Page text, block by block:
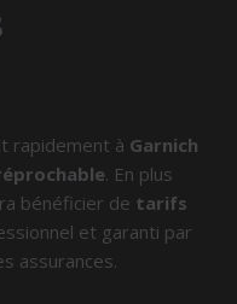
rapidement à Garnich
. En plus
bénéficier de tarifs
et garanti par
assurances.